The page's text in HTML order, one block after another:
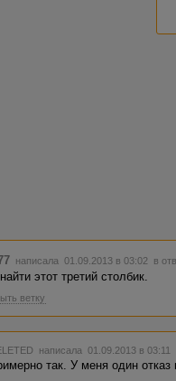
написала 01.09.2013 в 03:02 в
этот третий столбик.
ветку
написала 01.09.2013 в 03:11
так. У меня один отказ